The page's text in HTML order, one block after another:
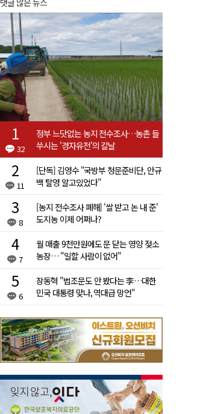
댓글 많은 뉴스
32
정부 느닷없는 농지 전수조사…농촌 들
쑤시는 '경자유전'의 칼날
11
[단독] 김영수 "국방부 청문준비단, 안규
백 탈영 알고있었다"
8
[농지 전수조사 폐해] '쌀 받고 논 내 준'
도지농 이제 어쩌나?
7
월 매출 9천만원에도 문 닫는 영양 젖소
농장… "일할 사람이 없어"
6
장동혁 "법조문도 안 봤다는 李…대한
민국 대통령 맞나, 역대급 망언"